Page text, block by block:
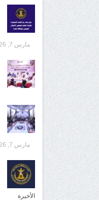
مارس 7, 2026
مارس 7, 2026
الأخيرة